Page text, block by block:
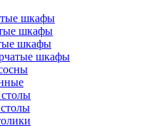
шкафы
шкафы
шкафы
шкафы